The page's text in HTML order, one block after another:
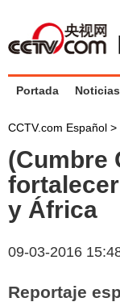
Portada Noticias
CCTV.com Español >
(Cumbre
y África
09-03-2016
Reportaje